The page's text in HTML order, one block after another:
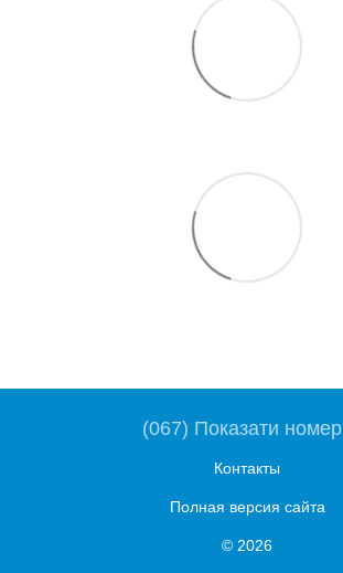
(067) Показати номер
Контакты
Полная версия сайта
© 2026